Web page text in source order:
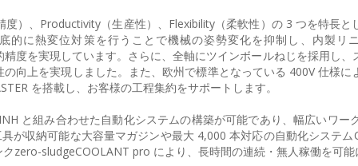
）、Productivity（生産性）、Flexibility（柔軟性）の 3 つを特長と
的に熱変位対策を行うことで機械の姿勢変化を抑制し、内製リ
度を実現しています。さらに、全軸にツインボールねじを採用し、
向上を実現しました。また、欧州で標準となっている 400V 仕様に
を搭載し、お客様の工程集約をサポートします。
と組み合わせた自動化システムの構築が可能であり、幅広いワー
が収納可能な大容量マガジンや最大 4,000 本対応の自動化システム
zero-sludgeCOOLANT pro により、長時間の連続・無人稼働を可